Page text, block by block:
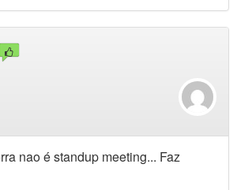
nao é standup meeting... Faz